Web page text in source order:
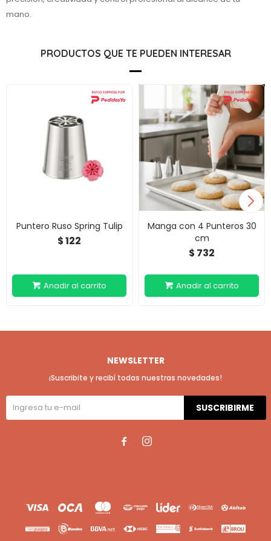
mano.
PRODUCTOS QUE TE PUEDEN INTERESAR
Puntero Ruso Spring Tulip
$122
Manga con 4 Punteros 30
cm
$ 732
NEWSLETTER
¡Suscribite y recibí todas nuestras novedades!
SUSCRIBIRME
 